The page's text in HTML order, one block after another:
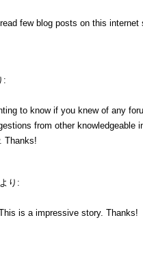
few blog posts on this
:
to know if you knew of any
from other
Thanks!
より:
is a impressive story. Thanks!